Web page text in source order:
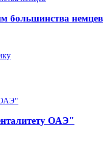
большинства немцев
ОАЭ"